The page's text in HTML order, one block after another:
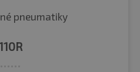
pneumatiky